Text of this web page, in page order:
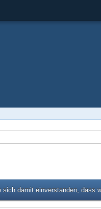
damit einverstanden, dass